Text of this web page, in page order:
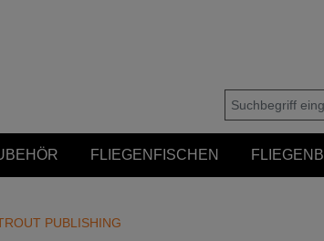
FLIEGENFISCHEN
PUBLISHING